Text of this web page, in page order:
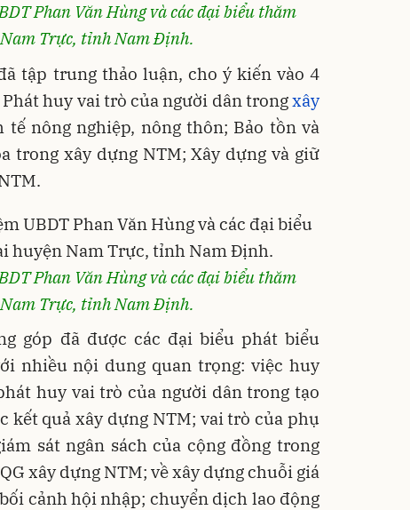
Phan Văn Hùng và các đại biểu thăm
Trực, tỉnh Nam Định.
tập trung thảo luận, cho ý kiến vào 4
huy vai trò của người dân trongxây
nông nghiệp, nông thôn; Bảo tồn và
trong xây dựng NTM; Xây dựng và giữ
Phan Văn Hùng và các đại biểu thăm
Trực, tỉnh Nam Định.
góp đã được các đại biểu phát biểu
nhiều nội dung quan trọng: việc huy
huy vai trò của người dân trong tạo
kết quả xây dựng NTM; vai trò của phụ
sát ngân sách của cộng đồng trong
xây dựng NTM; về xây dựng chuỗi giá
cảnh hội nhập; chuyển dịch lao động